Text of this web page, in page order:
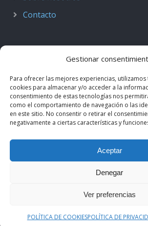
Gestionar
Para ofrecer las mejores experiencias,
cookies para almacenar y/o acceder a la
consentimiento de estas tecnologías nos
como el comportamiento de navegación o las
en este sitio. No consentir o retirar el
negativamente a ciertas características y
Aceptar
Denegar
Ver preferencias
POLÍTICA DE COOKIESPOLÍTICA DE
Contacto
Podcast de Medicina ·
Radio casiMedicos
. Los
autores originales y se muestran mediante